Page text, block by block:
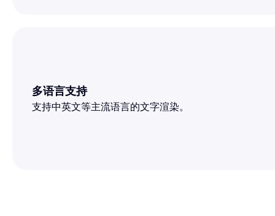
多语言支持
支持中英文等主流语言的文字渲染。